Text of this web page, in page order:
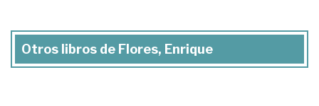
Otros libros de Flores, Enrique